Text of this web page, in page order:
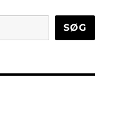
SØG